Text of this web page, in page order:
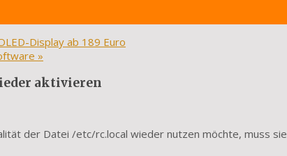
Display ab 189 Euro
»
aktivieren
der Datei /etc/rc.local wieder nutzen möchte, muss sie